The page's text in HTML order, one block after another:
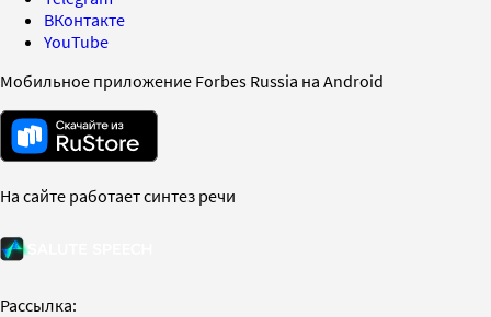
ВКонтакте
YouTube
Мобильное приложение Forbes Russia на Android
На сайте работает синтез речи
Рассылка: